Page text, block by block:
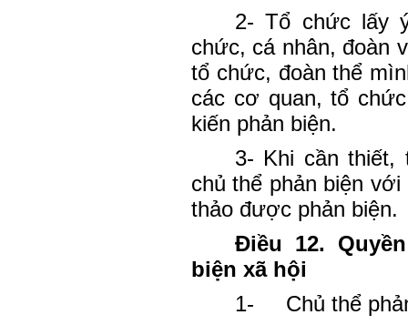
2- Tổ chức lấy
chức, cá nhân, đoàn
tổ chức, đoàn thể
các cơ quan, tổ
kiến phản biện.
3- Khi cần thiết,
chủ thể phản biện
thảo được phản biện.
Điều 12.
biện xã hội
1-
Chủ thể